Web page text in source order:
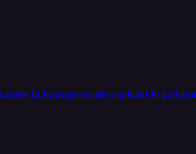
la banque en décrochant le